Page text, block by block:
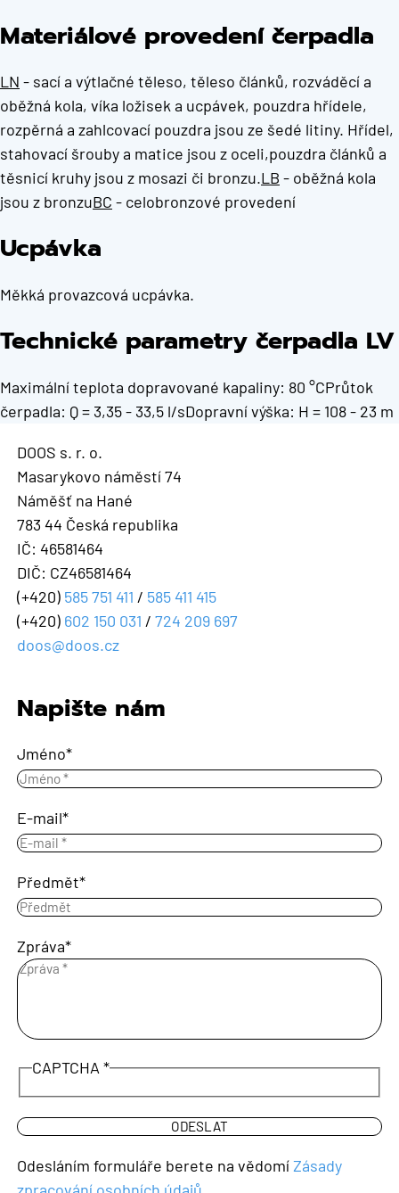
Materiálové provedení čerpadla
LN - sací a výtlačné těleso, těleso článků, rozváděcí a
oběžná kola, víka ložisek a ucpávek, pouzdra hřídele,
rozpěrná a zahlcovací pouzdra jsou ze šedé litiny. Hřídel,
stahovací šrouby a matice jsou z oceli,pouzdra článků a
těsnicí kruhy jsou z mosazi či bronzu.LB - oběžná kola
jsou z bronzuBC - celobronzové provedení
Ucpávka
Měkká provazcová ucpávka.
Technické parametry čerpadla LV
Maximální teplota dopravované kapaliny: 80 °CPrůtok
čerpadla: Q = 3,35 - 33,5 l/sDopravní výška: H = 108 - 23 m
DOOS s. r. o.
Masarykovo náměstí 74
Náměšť na Hané
783 44 Česká republika
IČ: 46581464
DIČ: CZ46581464
(+420) 585 751 411 / 585 411 415
(+420) 602 150 031 / 724 209 697
doos@doos.cz
Napište nám
Jméno
E-mail
Předmět
Zpráva
CAPTCHA
Odesláním formuláře berete na vědomíZásady